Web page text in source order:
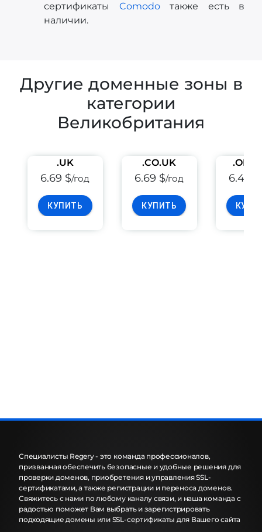
сертификаты Comodoтакже есть в
наличии.
Другие доменные зоны в
категории
Великобритания
.UK
6.69 $/год
КУПИТЬ
.CO.UK
6.69 $/год
КУПИТЬ
6.49 $
Специалисты Regery - это команда профессионалов,
призванная обеспечить безопасные и удобные решения для
проверки доменов, приобретения и управления SSL-
сертификатами, а также регистрации и переноса доменов.
Свяжитесь с нами по любому каналу связи, и наша команда с
радостью поможет Вам выбрать и зарегистрировать
подходящие домены или SSL-сертификаты для Вашего сайта